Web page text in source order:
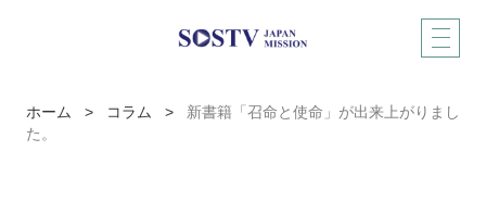
ホーム > コラム >
新書籍「召命と使命」が出来上がりまし
た。